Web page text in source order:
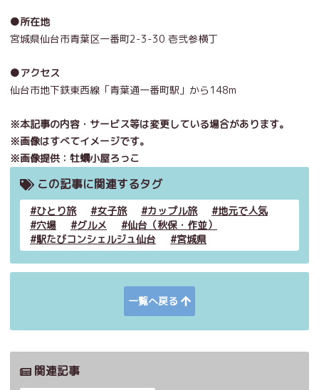
●所在地
宮城県仙台市青葉区一番町2-3-30 壱弐参横丁
●アクセス
仙台市地下鉄東西線「青葉通一番町駅」から148m
※本記事の内容・サービス等は変更している場合があります。
※画像はすべてイメージです。
※画像提供：牡蠣小屋ろっこ
この記事に関連するタグ
ひとり旅 女子旅 カップル旅
地元で人気
穴場
グルメ
仙台（秋保・作並）
駅たびコンシェルジュ仙台
宮城県
一覧へ戻る
関連記事